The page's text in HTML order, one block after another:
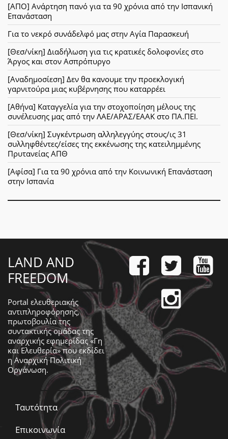
[ΑΠΟ] Ανάρτηση πανό για τα 90 χρόνια από την Ισπανική
Επανάσταση
Για το νεκρό συνάδελφό μας στην Αγία Παρασκευή
[Θεσ/νίκη] Διαδήλωση για τις κρατικές δολοφονίες στο
Άργος και στον Ασπρόπυργο
[Αναδημοσίεση] Δεν θα κανουμε την προεκλογική
γαρνιτούρα μιας κυβέρνησης που καταρρέει
[Αθήνα] Καταγγελία για την στοχοποίηση μέλους της
συνέλευσης μας από την ΛΑΕ/ΑΡΑΣ/ΕΑΑΚ στο ΠΑ.ΠΕΙ.
[Θεσ/νίκη] Συγκέντρωση αλληλεγγύης στους/ις 31
συλληφθέντες/είσες της εκκένωσης της κατειλημμένης
Πρυτανείας ΑΠΘ
[Αφίσα] Για τα 90 χρόνια από την Κοινωνική Επανάσταση
στην Ισπανία
LAND AND
FREEDOM
Portal ελευθεριακής
αντιπληροφόρησης,
πρωτοβουλία της
συντακτικής ομάδας της
αναρχικής εφημερίδας «Γη
και Ελευθερία» που εκδίδει
ηΑναρχική Πολιτική
Οργάνωση.
Ταυτότητα
Επικοινωνία